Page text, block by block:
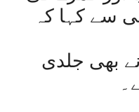
سے کہا کہ
بھی جلدی